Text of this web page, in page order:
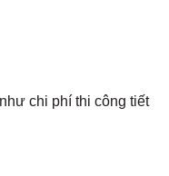
chi phí thi công tiết